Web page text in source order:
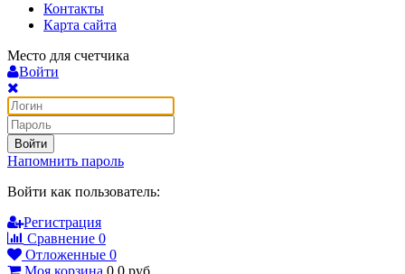
Контакты
Карта сайта
Место для счетчика
Войти
Войти
Напомнить пароль
Войти как пользователь:
Регистрация
Сравнение 0
Отложенные 0